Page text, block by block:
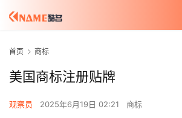
首页 商标
美国商标注册贴牌
观察员 2025年6月19日 02:21 商标